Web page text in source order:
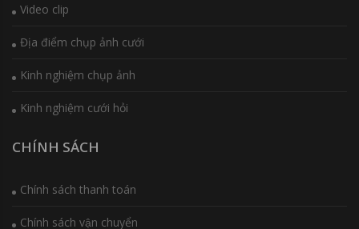
Video clip
Địa điểm chụp ảnh cưới
Kinh nghiệm chụp ảnh
Kinh nghiệm cưới hỏi
CHÍNH SÁCH
Chính sách thanh toán
Chính sách vận chuyển